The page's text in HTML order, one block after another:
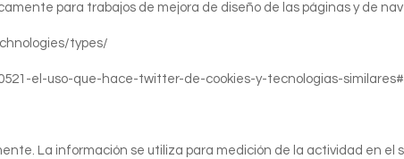
para trabajos de mejora de diseño de las páginas y de
types/
el-uso-que-hace-twitter-de-cookies-y-tecnologias-similares#
La información se utiliza para medición de la actividad en el